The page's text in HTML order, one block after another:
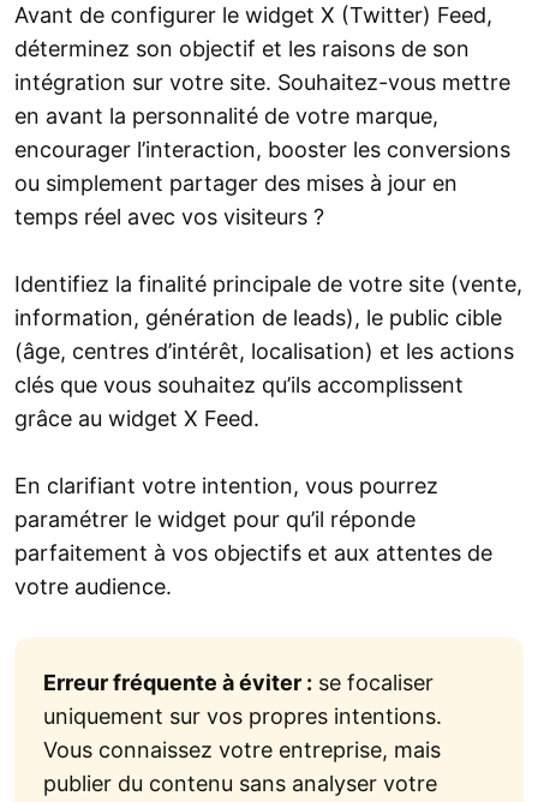
Avant de configurer le widget X (Twitter) Feed,
déterminez son objectif et les raisons de son
intégration sur votre site. Souhaitez-vous mettre
en avant la personnalité de votre marque,
encourager l’interaction, booster les conversions
ou simplement partager des mises à jour en
temps réel avec vos visiteurs ?
Identifiez la finalité principale de votre site (vente,
information, génération de leads), le public cible
(âge, centres d’intérêt, localisation) et les actions
clés que vous souhaitez qu’ils accomplissent
grâce au widget X Feed.
En clarifiant votre intention, vous pourrez
paramétrer le widget pour qu’il réponde
parfaitement à vos objectifs et aux attentes de
votre audience.
Erreur fréquente à éviter : se focaliser
uniquement sur vos propres intentions.
Vous connaissez votre entreprise, mais
publier du contenu sans analyser votre